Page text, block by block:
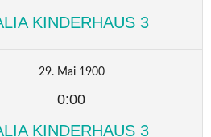
KINDERHAUS 3
29. Mai 1900
0:00
KINDERHAUS 3